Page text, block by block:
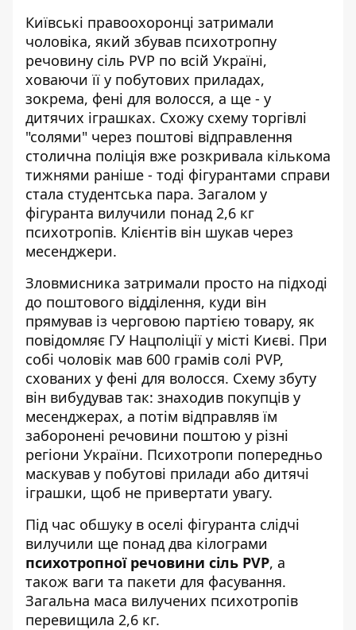
Київські правоохоронці затримали
чоловіка, який збував психотропну
речовину сіль PVP по всій Україні,
ховаючи її у побутових приладах,
зокрема, фені для волосся, а ще - у
дитячих іграшках. Схожу схему торгівлі
"солями" через поштові відправлення
столична поліція вже розкривала кількома
тижнями раніше - тоді фігурантами справи
стала студентська пара. Загалом у
фігуранта вилучили понад 2,6 кг
психотропів. Клієнтів він шукав через
месенджери.
Зловмисника затримали просто на підході
до поштового відділення, куди він
прямував із черговою партією товару, як
повідомляє ГУ Нацполіції у місті Києві. При
собі чоловік мав 600 грамів солі PVP,
схованих у фені для волосся. Схему збуту
він вибудував так: знаходив покупців у
месенджерах, а потім відправляв їм
заборонені речовини поштою у різні
регіони України. Психотропи попередньо
маскував у побутові прилади або дитячі
іграшки, щоб не привертати увагу.
Під час обшуку в оселі фігуранта слідчі
вилучили ще понад два кілограми
психотропної речовини сіль PVP, а
також ваги та пакети для фасування.
Загальна маса вилучених психотропів
перевищила 2,6 кг.